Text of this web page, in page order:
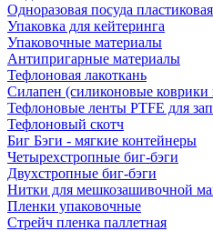
Одноразовая посуда пластиковая
Упаковка для кейтеринга
Упаковочные материалы
Антипригарные материалы
Тефлоновая лакоткань
Силапен (силиконовые
Тефлоновые ленты PTFE для
Тефлоновый скотч
Биг Бэги - мягкие контейнеры
Четырехстропные биг-бэги
Двухстропные биг-бэги
Нитки для мешкозашивочной
Пленки упаковочные
Стрейч пленка паллетная